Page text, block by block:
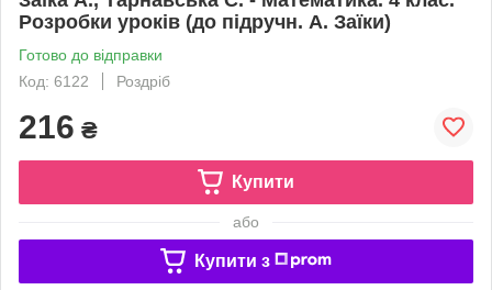
Розробки уроків (до підручн. А. Заїки)
Готово до відправки
Код: 6122
Роздріб
216 ₴
Купити
або
Купити з